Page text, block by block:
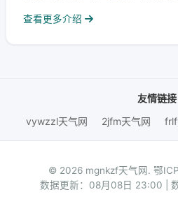
查看更多介绍
友情链接
vywzzl天气网
2jfm天气网
© 2026 mgnkzf天气网. 鄂
数据更新：08月08日 23:00 |